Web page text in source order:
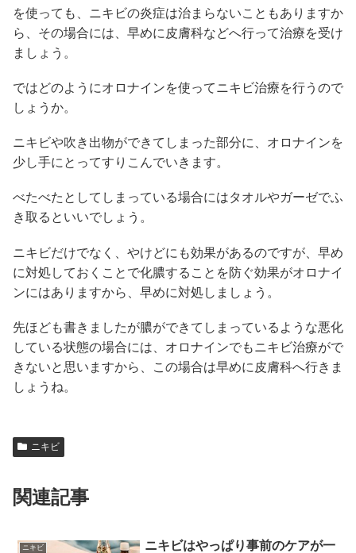
を使っても、ニキビの炎症は治まらないこともありますか
ら、その場合には、早めに皮膚科などへ行って治療を受け
ましょう。
ではどのようにオロナインを使ってニキビ治療を行うので
しょうか。
ニキビや吹き出物ができてしまった部分に、オロナインを
少し手にとってすりこんでいきます。
べたべたとしてしまっている場合にはタオルやガーゼでふ
き取るといいでしょう。
ニキビだけでなく、やけどにも効果があるのですが、早め
に対処しておくことで化膿することを防ぐ効果がオロナイ
ンにはありますから、早めに対処しましょう。
先ほども書きましたが膿ができてしまっているような悪化
している状態の場合には、オロナインでもニキビ治療がで
きないと思いますから、この場合は早めに皮膚科へ行きま
しょうね。
ニキビ
関連記事
ニキビ
ニキビはやっぱり事前のケアが一